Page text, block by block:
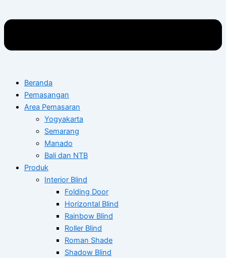
Beranda
Pemasangan
Area Pemasaran
Yogyakarta
Semarang
Manado
Bali dan NTB
Produk
Interior Blind
Folding Door
Horizontal Blind
Rainbow Blind
Roller Blind
Roman Shade
Shadow Blind